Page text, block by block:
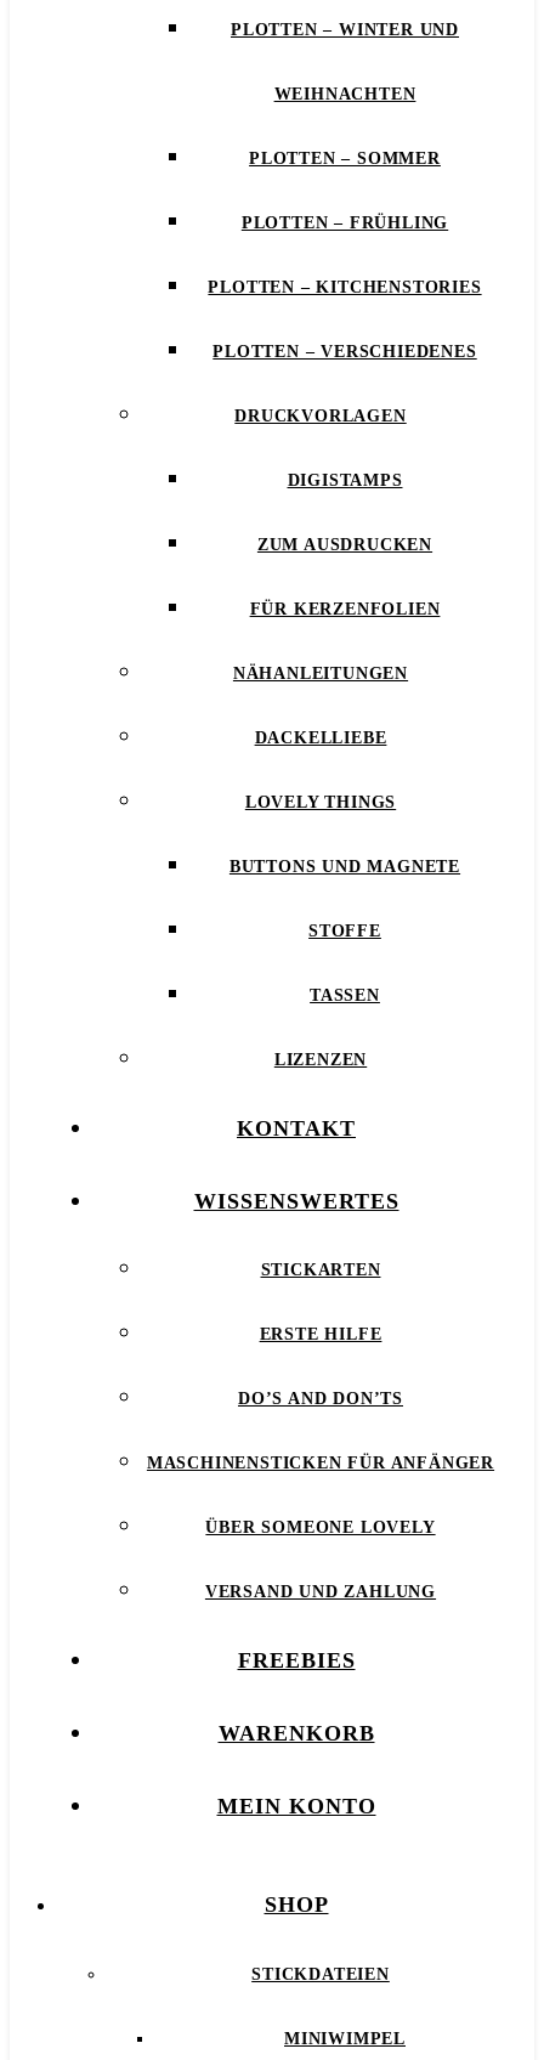
PLOTTEN – WINTER UND
WEIHNACHTEN
PLOTTEN – SOMMER
PLOTTEN – FRÜHLING
PLOTTEN – KITCHENSTORIES
PLOTTEN – VERSCHIEDENES
DRUCKVORLAGEN
DIGISTAMPS
ZUM AUSDRUCKEN
FÜR KERZENFOLIEN
NÄHANLEITUNGEN
DACKELLIEBE
LOVELY THINGS
BUTTONS UND MAGNETE
STOFFE
TASSEN
LIZENZEN
KONTAKT
WISSENSWERTES
STICKARTEN
ERSTE HILFE
DO’S AND DON’TS
MASCHINENSTICKEN FÜR ANFÄNGER
ÜBER SOMEONE LOVELY
VERSAND UND ZAHLUNG
FREEBIES
WARENKORB
MEIN KONTO
SHOP
STICKDATEIEN
MINIWIMPEL